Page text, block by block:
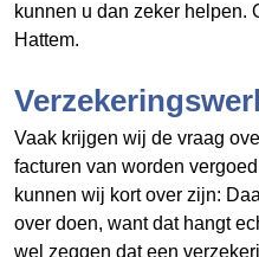
kunnen u dan zeker helpen.
Hattem.
Vaak krijgen wij de vraag
facturen van worden
kunnen wij kort over zijn:
over doen, want dat hangt
wel zeggen dat een